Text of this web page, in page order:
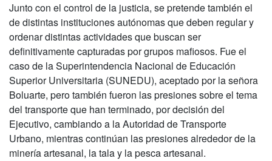
Junto con el control de la justicia, se pretende también el
de distintas instituciones autónomas que deben regular y
ordenar distintas actividades que buscan ser
definitivamente capturadas por grupos mafiosos. Fue el
caso de la Superintendencia Nacional de Educación
Superior Universitaria (SUNEDU), aceptado por la señora
Boluarte, pero también fueron las presiones sobre el tema
del transporte que han terminado, por decisión del
Ejecutivo, cambiando a la Autoridad de Transporte
Urbano, mientras continúan las presiones alrededor de la
minería artesanal, la tala y la pesca artesanal.